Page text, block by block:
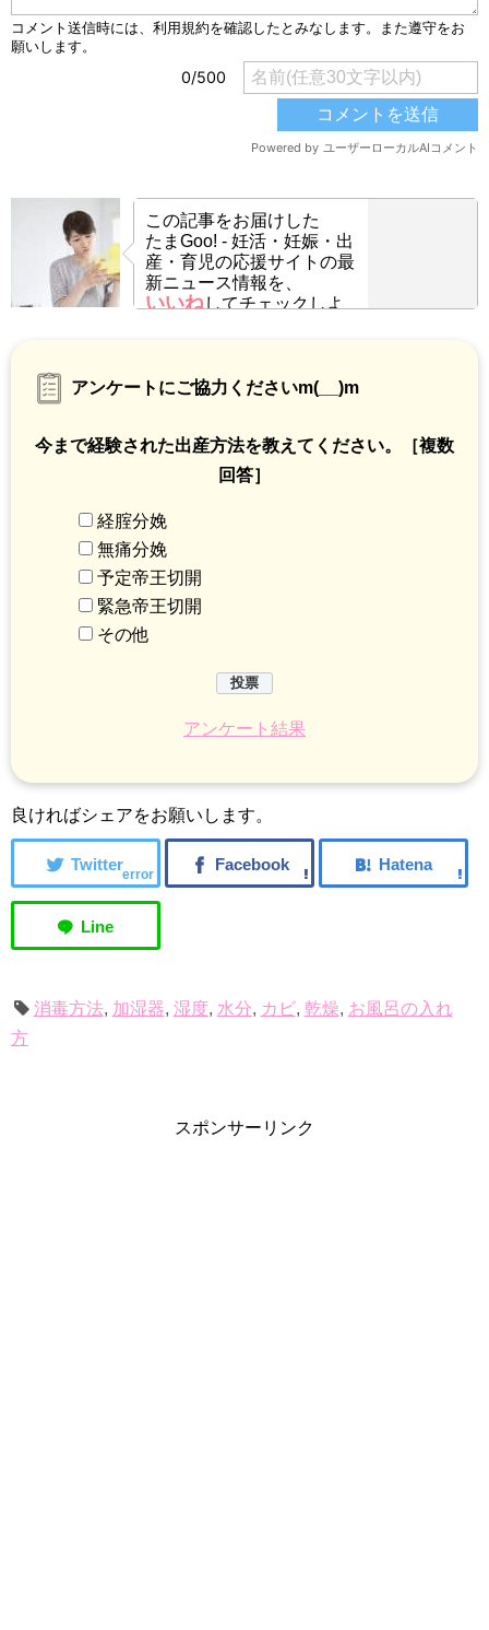
この記事をお届けした
たまGoo! - 妊活・妊娠・出
産・育児の応援サイトの最
新ニュース情報を、
いいねしてチェックしよ
アンケートにご協力くださいm(__)m
今まで経験された出産方法を教えてください。［複数
回答］
経腟分娩
無痛分娩
予定帝王切開
緊急帝王切開
その他
アンケート結果
良ければシェアをお願いします。
error
消毒方法, 加湿器, 湿度, 水分, カビ, 乾燥, お風呂の入れ
方
スポンサーリンク